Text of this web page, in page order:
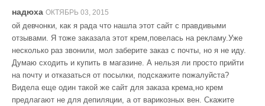
надюха ОКТЯБРЬ 03, 2015
ой девчонки, как я рада что нашла этот сайт с правдивыми
отзывами. Я тоже заказала этот крем,повелась на рекламу.Уже
несколько раз звонили, мол заберите заказ с почты, но я не иду.
Думаю сходить и купить в магазине. А нельзя ли просто прийти
на почту и отказаться от посылки, подскажите пожалуйста?
Видела еще один такой же сайт для заказа крема,но крем
предлагают не для депиляции, а от варикозных вен. Скажите